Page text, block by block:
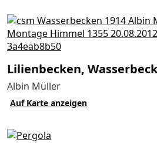
Lilien­becken,
Albin Müller
Auf Karte anzeigen